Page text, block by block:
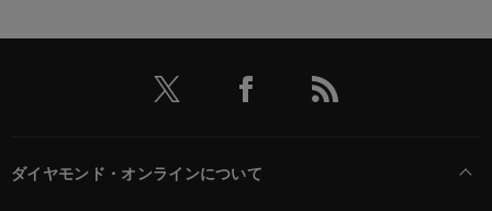
ダイヤモンド・オンラインについて